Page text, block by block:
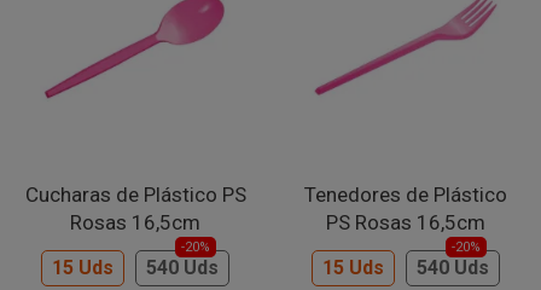
Cucharas de Plástico PS
Rosas 16,5cm
15 Uds 540 Uds
-20%
Tenedores de Plástico
PS Rosas 16,5cm
15 Uds 540 Uds
-20%